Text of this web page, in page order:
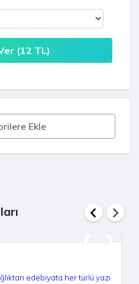
(12 TL)
Ekle
edebiyata her türlü yazı